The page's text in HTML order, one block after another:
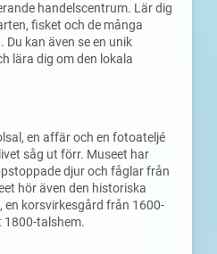
handelscentrum. Lär dig
fisket och de många
kan även se en unik
lära dig om den lokala
en affär och en fotoateljé
såg ut förr. Museet har
djur och fåglar från
hör även den historiska
, en korsvirkesgård från 1600-
1800-talshem.